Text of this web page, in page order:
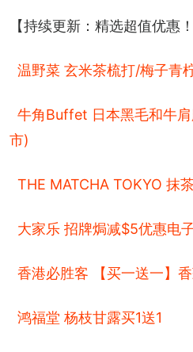
【持续更新：精选超值优惠！
温野菜 玄米茶梳打/梅子青
牛角Buffet 日本黑毛和牛
市)
THE MATCHA TOKYO 抹
大家乐 招牌焗减$5优惠电
香港必胜客 【买一送一】
鸿福堂 杨枝甘露买1送1